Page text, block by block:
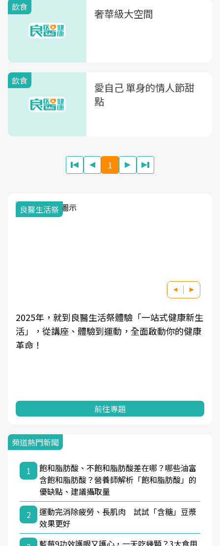
飲食 奢華級大空間
飲食
愛自己 單身的情人節甜
點
1
我與健康韌性的距離
良醫健康網從「換季的身體變化」出發，透過醫
學觀點與日常感受的對話，建立對亞健康的認
知，進而引導實際的改善行動。
前往專題
頻道熱門新聞
1
飽和脂肪酸、不飽和脂肪酸差在哪？哪些油富
含飽和脂肪酸？營養師解析「飽和脂肪酸」的
優缺點、建議攝取量
2
運動完消除疲勞、長肌肉 試試「含糖」豆漿
效果更好
藍莓9功效護眼又護心，一天吃幾顆？3大食用